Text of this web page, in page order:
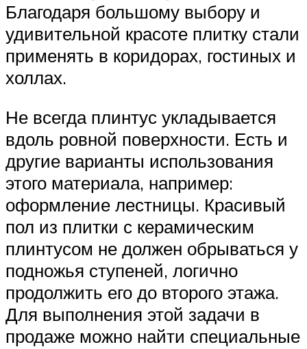
Благодаря большому выбору и
удивительной красоте плитку стали
применять в коридорах, гостиных и
холлах.
Не всегда плинтус укладывается
вдоль ровной поверхности. Есть и
другие варианты использования
этого материала, например:
оформление лестницы. Красивый
пол из плитки с керамическим
плинтусом не должен обрываться у
подножья ступеней, логично
продолжить его до второго этажа.
Для выполнения этой задачи в
продаже можно найти специальные